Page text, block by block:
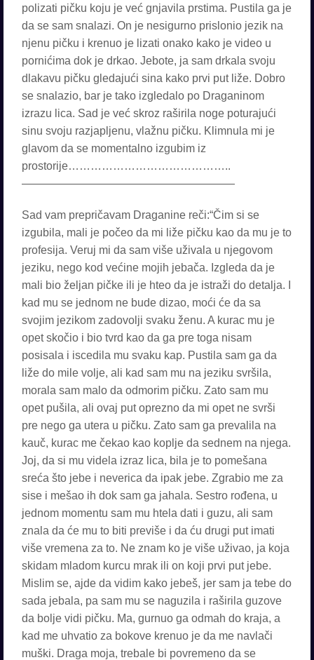
polizati pičku koju je već gnjavila prstima. Pustila ga je
da se sam snalazi. On je nesigurno prislonio jezik na
njenu pičku i krenuo je lizati onako kako je video u
pornićima dok je drkao. Jebote, ja sam drkala svoju
dlakavu pičku gledajući sina kako prvi put liže. Dobro
se snalazio, bar je tako izgledalo po Draganinom
izrazu lica. Sad je već skroz raširila noge poturajući
sinu svoju razjapljenu, vlažnu pičku. Klimnula mi je
glavom da se momentalno izgubim iz
prostorije……………………………………..
———————————————————
Sad vam prepričavam Draganine reči:“Čim si se
izgubila, mali je počeo da mi liže pičku kao da mu je to
profesija. Veruj mi da sam više uživala u njegovom
jeziku, nego kod većine mojih jebača. Izgleda da je
mali bio željan pičke ili je hteo da je istraži do detalja. I
kad mu se jednom ne bude dizao, moći će da sa
svojim jezikom zadovolji svaku ženu. A kurac mu je
opet skočio i bio tvrd kao da ga pre toga nisam
posisala i iscedila mu svaku kap. Pustila sam ga da
liže do mile volje, ali kad sam mu na jeziku svršila,
morala sam malo da odmorim pičku. Zato sam mu
opet pušila, ali ovaj put oprezno da mi opet ne svrši
pre nego ga utera u pičku. Zato sam ga prevalila na
kauč, kurac me čekao kao koplje da sednem na njega.
Joj, da si mu videla izraz lica, bila je to pomešana
sreća što jebe i neverica da ipak jebe. Zgrabio me za
sise i mešao ih dok sam ga jahala. Sestro rođena, u
jednom momentu sam mu htela dati i guzu, ali sam
znala da će mu to biti previše i da ću drugi put imati
više vremena za to. Ne znam ko je više uživao, ja koja
skidam mladom kurcu mrak ili on koji prvi put jebe.
Mislim se, ajde da vidim kako jebeš, jer sam ja tebe do
sada jebala, pa sam mu se naguzila i raširila guzove
da bolje vidi pičku. Ma, gurnuo ga odmah do kraja, a
kad me uhvatio za bokove krenuo je da me navlači
muški. Draga moja, trebale bi povremeno da se